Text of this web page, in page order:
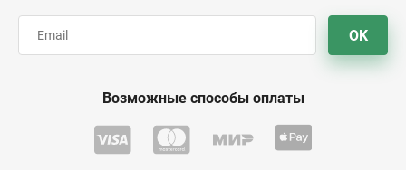
OK
Возможные способы оплаты